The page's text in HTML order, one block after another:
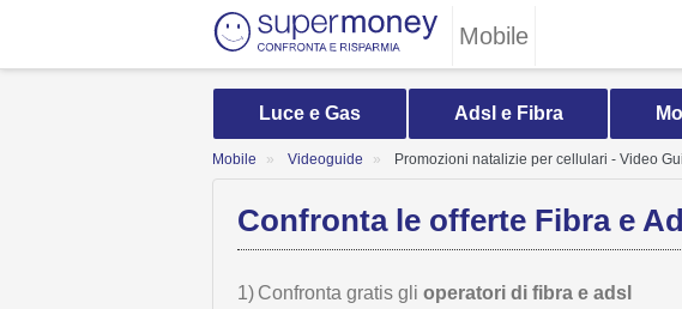
Mobile
Luce e Gas Adsl e Fibra
Mobile Videoguide Promozioni natalizie per cellulari - Video
Confronta le offerte Fibra e
1) Confronta gratis gli operatori di fibra e adsl